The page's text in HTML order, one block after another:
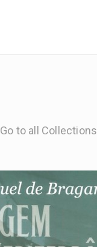
Go to all Collections